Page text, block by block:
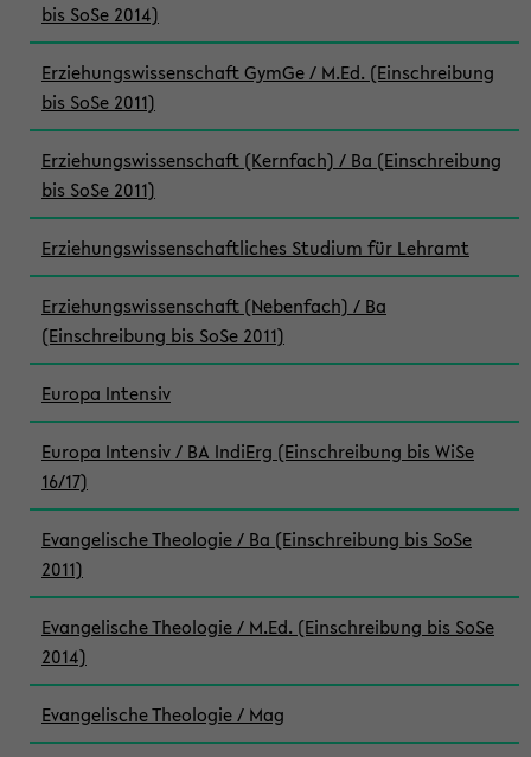
bis SoSe 2014)
Erziehungswissenschaft GymGe / M.Ed. (Einschreibung
bis SoSe 2011)
Erziehungswissenschaft (Kernfach) / Ba (Einschreibung
bis SoSe 2011)
Erziehungswissenschaftliches Studium für Lehramt
Erziehungswissenschaft (Nebenfach) / Ba
(Einschreibung bis SoSe 2011)
Europa Intensiv
Europa Intensiv / BA IndiErg (Einschreibung bis WiSe
16/17)
Evangelische Theologie / Ba (Einschreibung bis SoSe
2011)
Evangelische Theologie / M.Ed. (Einschreibung bis SoSe
2014)
Evangelische Theologie / Mag